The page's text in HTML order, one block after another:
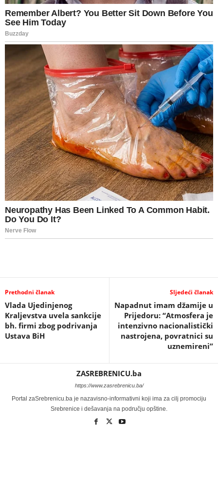
Prethodni članak
Vlada Ujedinjenog
Kraljevstva uvela sankcije
bh. firmi zbog podrivanja
Ustava BiH
Sljedeći članak
Napadnut imam džamije u
Prijedoru: “Atmosfera je
intenzivno nacionalistički
nastrojena, povratnici su
uznemireni”
ZASREBRENICU.ba
https://www.zasrebrenicu.ba/
Portal zaSrebrenicu.ba je nazavisno-informativni koji ima za cilj promociju
Srebrenice i dešavanja na području opštine.